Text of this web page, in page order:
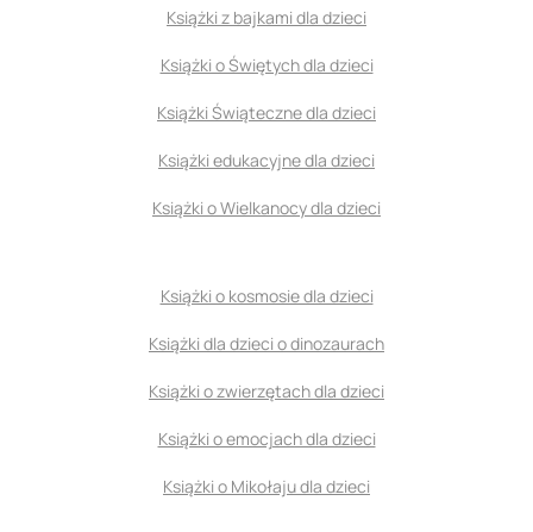
Książki z bajkami dla dzieci
Książki o Świętych dla dzieci
Książki Świąteczne dla dzieci
Książki edukacyjne dla dzieci
Książki o Wielkanocy dla dzieci
Książki o kosmosie dla dzieci
Książki dla dzieci o dinozaurach
Książki o zwierzętach dla dzieci
Książki o emocjach dla dzieci
Książki o Mikołaju dla dzieci